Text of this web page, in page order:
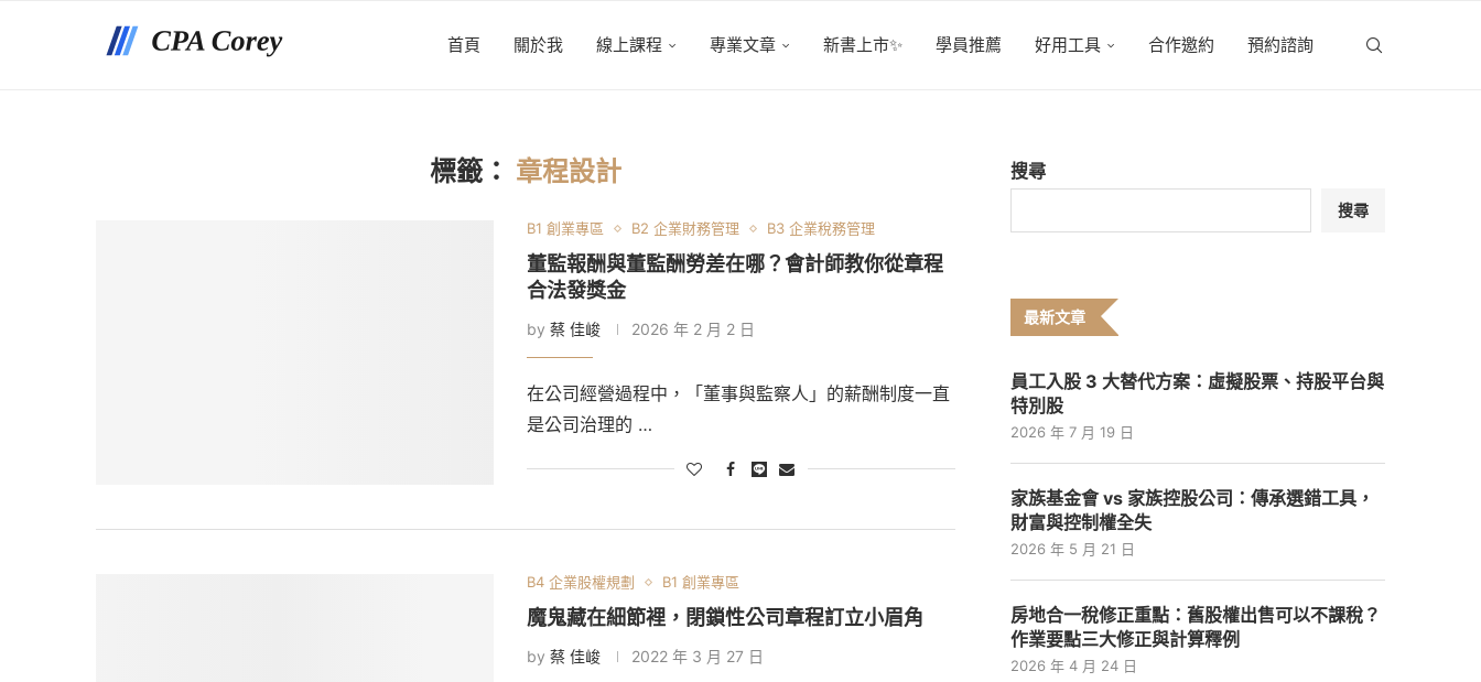
首頁 關於我 線上課程 專業文章 新書上市✨ 學員推薦 好用工具 合作邀約 預約諮詢
標籤： 章程設計
B1 創業專區 B2 企業財務管理 B3 企業稅務管理
董監報酬與董監酬勞差在哪？會計師教你從章程
合法發獎金
by 蔡 佳峻 2026 年 2 月 2 日
在公司經營過程中，「董事與監察人」的薪酬制度一直
是公司治理的 …
B4 企業股權規劃 B1 創業專區
魔鬼藏在細節裡，閉鎖性公司章程訂立小眉角
by 蔡 佳峻 2022 年 3 月 27 日
搜尋
搜尋
最新文章
員工入股 3 大替代方案：虛擬股票、持股平台與
特別股
2026 年 7 月 19 日
家族基金會 vs 家族控股公司：傳承選錯工具，
財富與控制權全失
2026 年 5 月 21 日
房地合一稅修正重點：舊股權出售可以不課稅？
作業要點三大修正與計算釋例
2026 年 4 月 24 日